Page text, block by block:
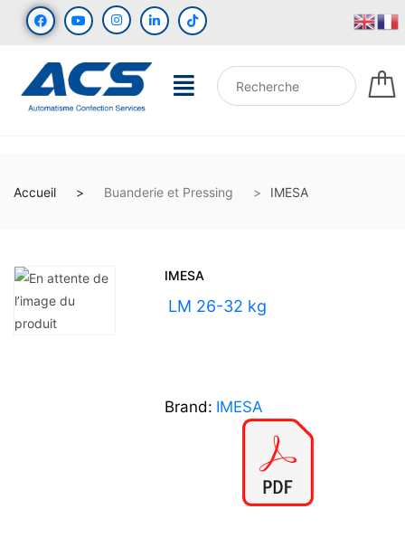
Accueil Buanderie et Pressing IMESA
IMESA
LM 26-32 kg
Brand: IMESA